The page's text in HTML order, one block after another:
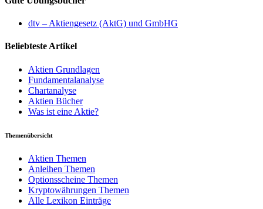
dtv – Aktiengesetz (AktG) und GmbHG
Beliebteste Artikel
Aktien Grundlagen
Fundamentalanalyse
Chartanalyse
Aktien Bücher
Was ist eine Aktie?
Themenübersicht
Aktien Themen
Anleihen Themen
Optionsscheine Themen
Kryptowährungen Themen
Alle Lexikon Einträge